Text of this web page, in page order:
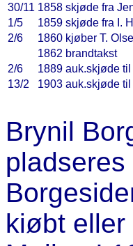
30/11 1858 skjøde fra
1/5
1859 skjøde fra I.
2/6
1860 kjøber T.
1862 brandtakst
2/6
1889 auk.skjøde til
13/2
1903 auk.skjøde til
Brynil
kiøbt